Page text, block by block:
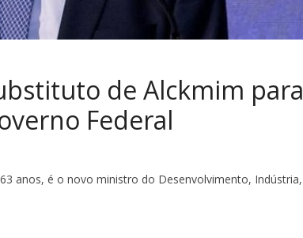
de Alckmim para
Federal
anos, é o novo ministro do Desenvolvimento, Indústria,